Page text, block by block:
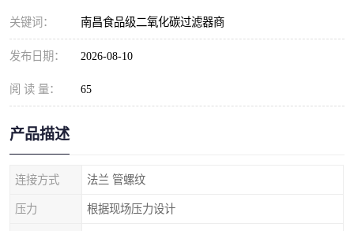
关键词： 南昌食品级二氧化碳过滤器商
发布日期： 2026-08-10
阅 读 量： 65
产品描述
连接方式 法兰 管螺纹
压力 根据现场压力设计